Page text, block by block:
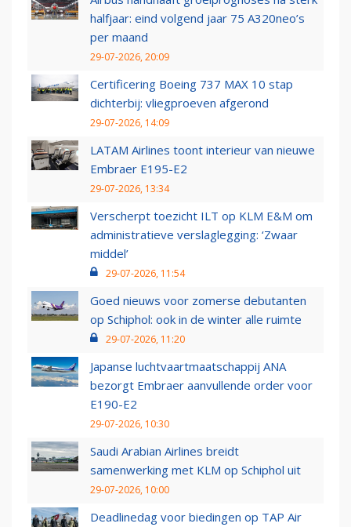
halfjaar: eind volgend jaar 75 A320neo’s
per maand
29-07-2026, 20:09
Certificering Boeing 737 MAX 10 stap
dichterbij: vliegproeven afgerond
29-07-2026, 14:09
LATAM Airlines toont interieur van nieuwe
Embraer E195-E2
29-07-2026, 13:34
Verscherpt toezicht ILT op KLM E&M om
administratieve verslaglegging: ‘Zwaar
middel’
29-07-2026, 11:54
Goed nieuws voor zomerse debutanten
op Schiphol: ook in de winter alle ruimte
29-07-2026, 11:20
Japanse luchtvaartmaatschappij ANA
bezorgt Embraer aanvullende order voor
E190-E2
29-07-2026, 10:30
Saudi Arabian Airlines breidt
samenwerking met KLM op Schiphol uit
29-07-2026, 10:00
Deadlinedag voor biedingen op TAP Air